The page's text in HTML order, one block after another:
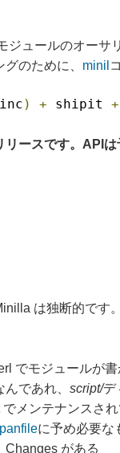
ジュールのオーサ
のために、 minil
) + shipit +
リースです。API
は独断的です
でモジュールが書
であれ、 script/デ
でメンテナンスされ
に予め必要な
Changes がある